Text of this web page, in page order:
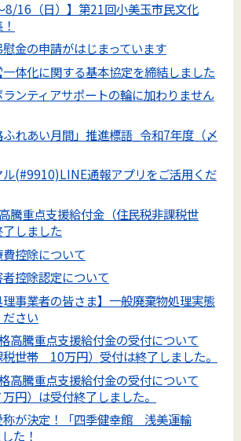
8/16（日）】第21回小美玉市民文化
金の申請がはじまっています
体化に関する基本協定を締結しました
ランティアサポートの輪に加わりません
ふれあい月間」推進標語_令和7年度（〆
(#9910)LINE通報アプリをご活用くだ
騰重点支援給付金（住民税非課税世
しました
控除について
控除認定について
理事業者の皆さま】一般廃棄物処理実態
さい
騰重点支援給付金の受付について
税世帯 10万円）受付は終了しました。
騰重点支援給付金の受付について
円）は受付終了しました。
称が決定！「四季健幸館 浅美運輸
た！